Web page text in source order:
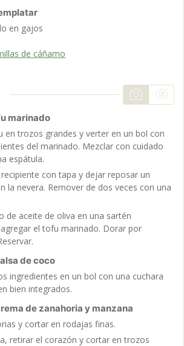
en gajos
de cáñamo
marinado
en trozos grandes y verter en un bol con
del marinado. Mezclar con cuidado
espátula.
con tapa y dejar reposar un
la nevera. Remover de dos veces con una
de aceite de oliva en una sartén
el tofu marinado. Dorar por
de coco
ingredientes en un bol con una cuchara
bien integrados.
de zanahoria y manzana
y cortar en rodajas finas.
retirar el corazón y cortar en trozos